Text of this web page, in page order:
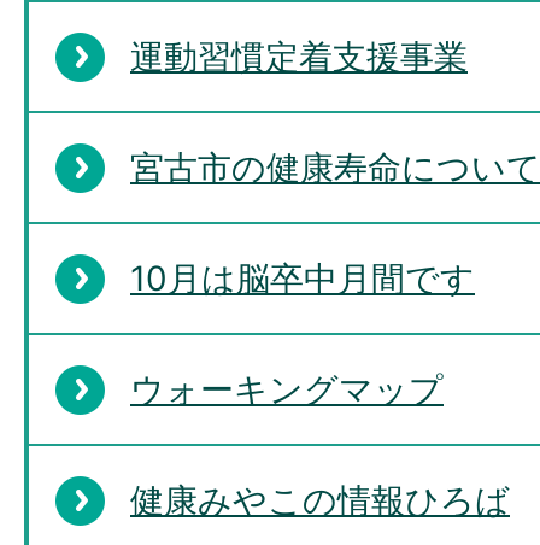
運動習慣定着支援事業
宮古市の健康寿命について
10月は脳卒中月間です
ウォーキングマップ
健康みやこの情報ひろば